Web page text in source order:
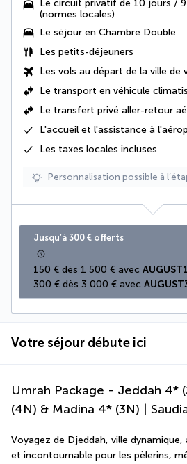
Le circuit privatif de 10 jours /
(normes locales)
Le séjour en Chambre Double
Les petits-déjeuners
Les vols au départ de la ville de
Le transport en véhicule
Le transfert privé aller-retour
L'accueil et l'assistance à
Les taxes locales incluses
Personnalisation possible à
Jusqu’à 300 € offerts
150 € dès 1 500 € avec
300 € dès 3 000 € avec
Votre séjour débute ici
Umrah Package - Jeddah 4*
(4N) & Madina 4* (3N) |
Voyagez de Djeddah, ville
et incontournable pour les pèlerins,